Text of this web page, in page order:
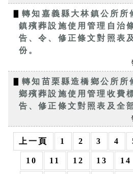
▋轉知嘉義縣大林鎮公所所
鎮殯葬設施使用管理自治
告、令、修正條文對照表
份。
▋轉知苗栗縣造橋鄉公所所
鄉殯葬設施使用管理收費
告、修正條文對照表及全
上一頁 1 2 3 4
10 11 12 13 14